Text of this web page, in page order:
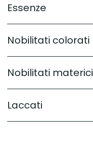
Essenze
Nobilitati colorati
Nobilitati materici
Laccati